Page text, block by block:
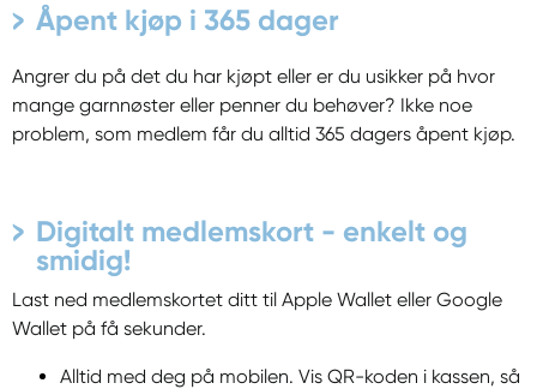
Åpent kjøp i 365 dager
Angrer du på det du har kjøpt eller er du usikker på hvor
mange garnnøster eller penner du behøver? Ikke noe
problem, som medlem får du alltid 365 dagers åpent kjøp.
Digitalt medlemskort - enkelt og
smidig!
Last ned medlemskortet ditt til Apple Wallet eller Google
Wallet på få sekunder.
Alltid med deg på mobilen. Vis QR-koden i kassen, så